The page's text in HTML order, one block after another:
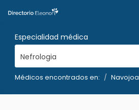
Especialidad médica
Nefrologia
Médicos encontrados en: Navojoa